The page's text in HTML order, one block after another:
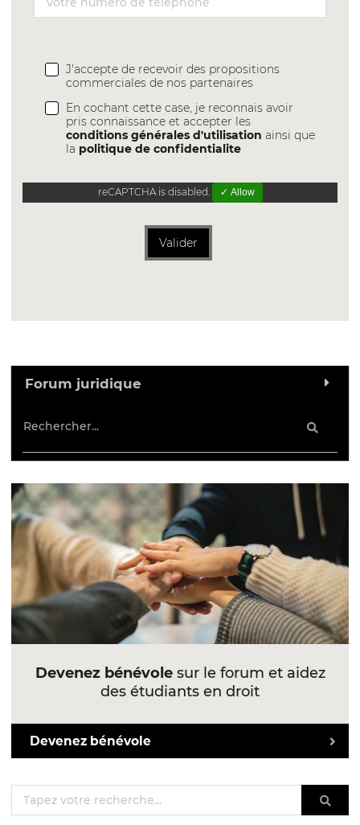
J'accepte de recevoir des propositions
commerciales de nos partenaires
En cochant cette case, je reconnais avoir
pris connaissance et accepter les
conditions générales d'utilisation ainsi que
la politique de confidentialite
reCAPTCHA is disabled. ✓ Allow
Valider
Forum juridique
Devenez bénévolesur le forum et aidez
des étudiants en droit
Devenez bénévole